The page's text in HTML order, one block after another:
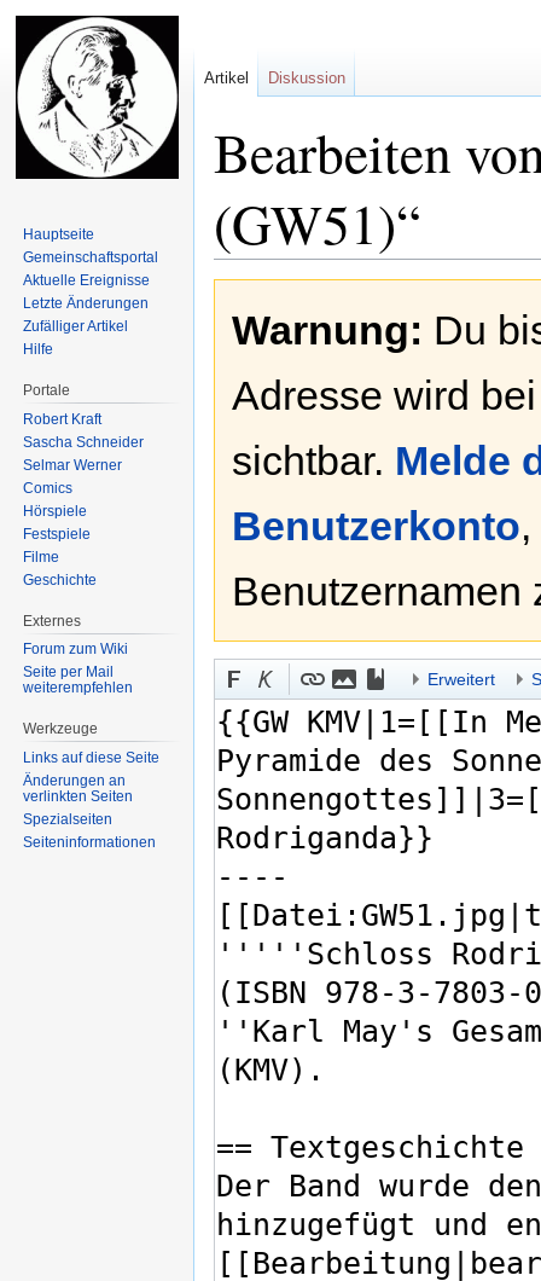
Bearbeiten
(GW51)“
Navigation
springen
Suche
springen
Warnung: Du
Adresse wird
sichtbar. Melde
Benutzerkonto
Benutzernamen
Erweitert
Artikel Diskussion
Hauptseite
Gemeinschafts­portal
Aktuelle Ereignisse
Letzte Änderungen
Zufälliger Artikel
Hilfe
Portale
Robert Kraft
Sascha Schneider
Selmar Werner
Comics
Hörspiele
Festspiele
Filme
Geschichte
Externes
Forum zum Wiki
Seite per Mail
weiterempfehlen
Werkzeuge
Links auf diese Seite
Änderungen an
verlinkten Seiten
Spezialseiten
Seiten­informationen